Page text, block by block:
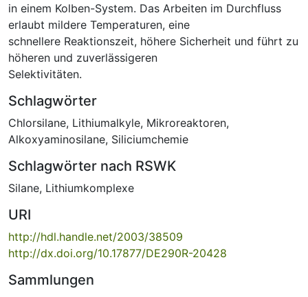
in einem Kolben-System. Das Arbeiten im Durchfluss
erlaubt mildere Temperaturen, eine
schnellere Reaktionszeit, höhere Sicherheit und führt zu
höheren und zuverlässigeren
Selektivitäten.
Schlagwörter
Chlorsilane, Lithiumalkyle, Mikroreaktoren,
Alkoxyaminosilane, Siliciumchemie
Schlagwörter nach RSWK
Silane, Lithiumkomplexe
URI
http://hdl.handle.net/2003/38509
http://dx.doi.org/10.17877/DE290R-20428
Sammlungen